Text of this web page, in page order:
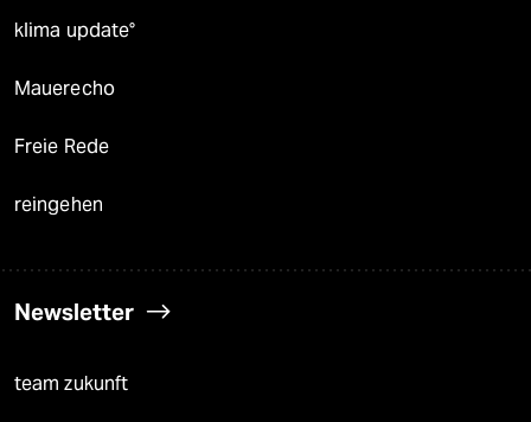
klima update°
Mauerecho
Freie Rede
reingehen
Newsletter
team zukunft